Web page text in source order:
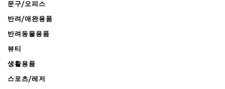
문구/오피스
반려/애완용품
반려동물용품
뷰티
생활용품
스포츠/레저